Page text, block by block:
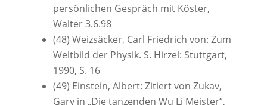
persönlichen Gespräch mit Köster,
Walter 3.6.98
(48) Weizsäcker, Carl Friedrich von: Zum
Weltbild der Physik. S. Hirzel: Stuttgart,
1990, S. 16
(49) Einstein, Albert: Zitiert von Zukav,
Gary in „Die tanzenden Wu Li Meister“,